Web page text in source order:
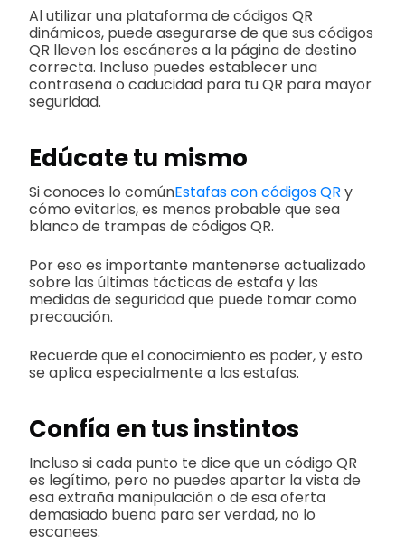
Al utilizar una plataforma de códigos QR
dinámicos, puede asegurarse de que sus códigos
QR lleven los escáneres a la página de destino
correcta. Incluso puedes establecer una
contraseña o caducidad para tu QR para mayor
seguridad.
Edúcate tu mismo
Si conoces lo comúnEstafas con códigos QR y
cómo evitarlos, es menos probable que sea
blanco de trampas de códigos QR.
Por eso es importante mantenerse actualizado
sobre las últimas tácticas de estafa y las
medidas de seguridad que puede tomar como
precaución.
Recuerde que el conocimiento es poder, y esto
se aplica especialmente a las estafas.
Confía en tus instintos
Incluso si cada punto te dice que un código QR
es legítimo, pero no puedes apartar la vista de
esa extraña manipulación o de esa oferta
demasiado buena para ser verdad, no lo
escanees.